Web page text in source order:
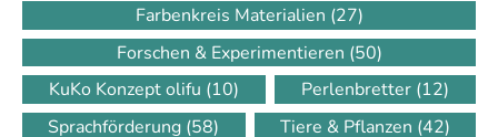
Farbenkreis Materialien (27)
Forschen & Experimentieren (50)
KuKo Konzept olifu (10) Perlenbretter (12)
Sprachförderung (58) Tiere & Pflanzen (42)